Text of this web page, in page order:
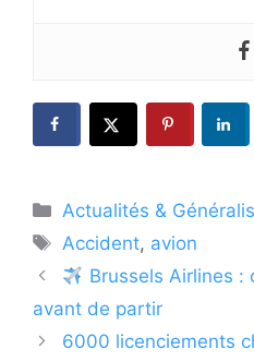
Catégories
Actualités &
Étiquettes
Accident, avion
Brussels Airlines :
avant de partir
6000 licenciements